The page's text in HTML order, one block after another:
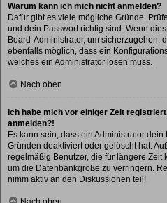
Warum kann ich mich nicht anmelden?
Dafür gibt es viele mögliche Gründe.
und dein Passwort richtig sind. Wenn
Board-Administrator, um sicherzugehen,
ebenfalls möglich, dass ein
welches ein Administrator lösen muss.
Nach oben
Ich habe mich vor einiger Zeit
anmelden?!
Es kann sein, dass ein Administrator
Gründen deaktiviert oder gelöscht hat.
regelmäßig Benutzer, die für längere
um die Datenbankgröße zu verringern.
nimm aktiv an den Diskussionen teil!